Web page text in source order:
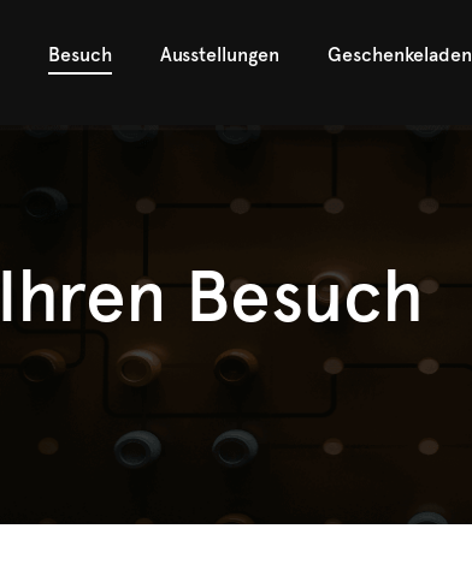
Besuch Ausstellungen Geschenkeladen
Besuch